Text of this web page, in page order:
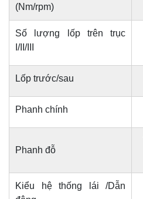
(Nm/rpm)
Số lượng lốp trên trục
I/II/III
Lốp trước/sau
Phanh chính
Phanh đỗ
Kiểu hệ thống lái /Dẫn